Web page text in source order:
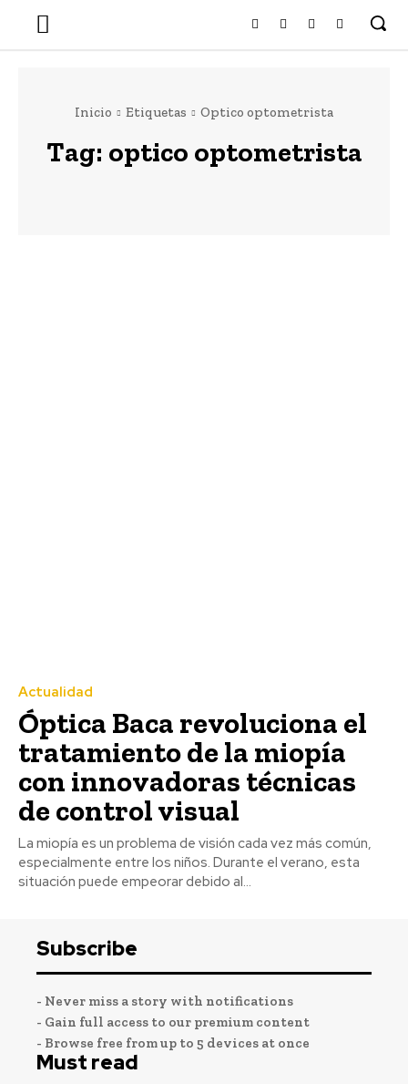
Inicio Etiquetas Optico optometrista
Tag: optico optometrista
Actualidad
Óptica Baca revoluciona el
tratamiento de la miopía
con innovadoras técnicas
de control visual
La miopía es un problema de visión cada vez más común,
especialmente entre los niños. Durante el verano, esta
situación puede empeorar debido al...
Subscribe
- Never miss a story with notifications
- Gain full access to our premium content
- Browse free from up to 5 devices at once
Must read